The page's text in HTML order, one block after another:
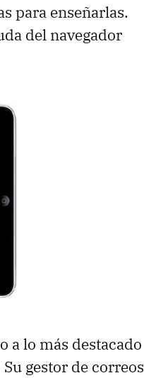
para enseñarlas.
del navegador
a lo más destacado
gestor de correos